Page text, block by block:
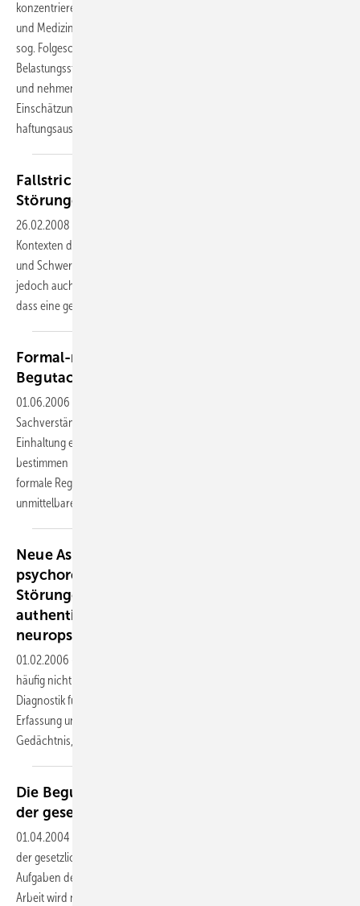
konzentrieren sich Juristen
und Mediziner in der Regel auf den
sog. Folgeschaden (z. B. Posttraumatische
Belastungsstörung oder Anpassungsstörung)
und nehmen ihre
Einschätzung damit auf der Ebene der
haftungsausfüllenden...
Fallstricke bei der Begutachtung kognitiver
Störungen
26.02.2008
Kontexten die Methode der Wahl zur Beurteilung von Vorhandensein
und Schwere kognitiver Störungen. Häufig erfolgt diese Beurteilung
jedoch auch innerhalb der nervenärztlichen Begutachtung, ohne
dass eine gesonderte neuropsychologische
Formal-methodische Kriterien der
Begutachtung psychischer
01.06.2006
Sachverständiger im Sozialleistungsbereich tätig wird, erfordert die
Einhaltung einer bestimmten Begutachtungsmethodik. Dabei
bestimmen
formale Regeln den gesamten Ablauf der Begutachtung und mit
unmittelbarer Wirkung auf die Erstattung eines
Neue Aspekte in der Beurteilung
psychoreaktiver und neuropsychologischer
Störungen als Leistungsgrund - Nicht-
authentische Beschwerden: vorgetäuschte
neuropsychologische
01.02.2006
häufig nicht adäquat gewürdigt. Obwohl neuropsychologische
Diagnostik für viele Fragestellungen die Methode der Wahl für die
Erfassung und Quantifizierung von Störungen von Lernen und
Gedächtnis, Konzentration und Aufmerksamkeit,
Die Begutachtung neurotischer Störungen in
der gesetzlichen
01.04.2004
der gesetzlichen Unfallversicherung gehört zu den schwierigsten
Aufgaben des psychiatrischen Sachverständigen. In der vorliegenden
Arbeit wird nach einem kurzen historischen Rückblick die aktuelle